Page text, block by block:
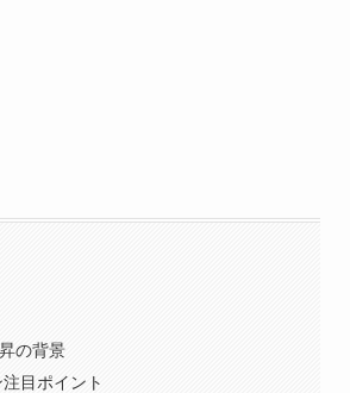
の背景
目ポイント